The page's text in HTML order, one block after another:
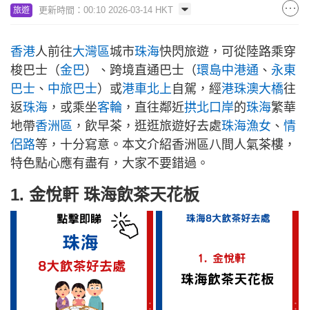
旅遊 更新時間：00:10 2026-03-14 HKT
香港人前往大灣區城市珠海快閃旅遊，可從陸路乘穿
梭巴士（金巴）、跨境直通巴士（環島中港通 、 永東
巴士 、 中旅巴士）或港車北上 自駕，經港珠澳大橋往
返珠海 ，或乘坐客輪 ，直往鄰近拱北口岸的珠海繁華
地帶香洲區 ，飲早茶，逛逛旅遊好去處珠海漁女 、 情
侶路等，十分寫意。本文介紹香洲區八間人氣茶樓，
特色點心應有盡有，大家不要錯過。
1. 金悅軒 珠海飲茶天花板